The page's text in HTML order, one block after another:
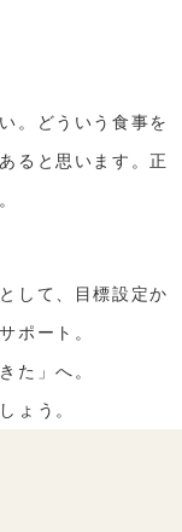
。どういう食事を
ると思います。正
して、目標設定か
ポート。
た」へ。
ょう。